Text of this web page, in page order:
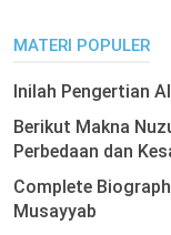
MATERI POPULER
Inilah Pengertian
Berikut Makna
Perbedaan dan
Complete
Musayyab